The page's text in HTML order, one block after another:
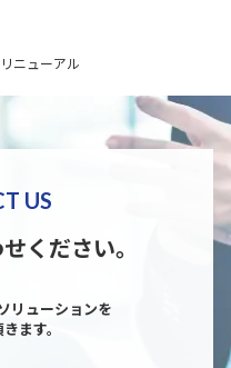
ニューアル
US
ください。
リューションを
ます。